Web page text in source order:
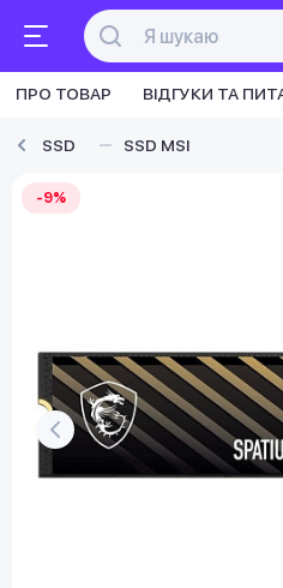
ПРО ТОВАР ВІДГУКИ ТА
SSD SSD MSI
-9%